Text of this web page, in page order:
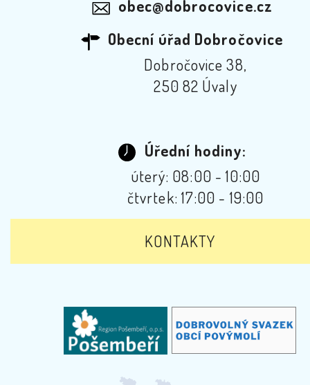
obec@dobrocovice.cz
Obecní úřad Dobročovice
Dobročovice 38,
250 82 Úvaly
Úřední hodiny:
úterý: 08:00 - 10:00
čtvrtek: 17:00 - 19:00
KONTAKTY